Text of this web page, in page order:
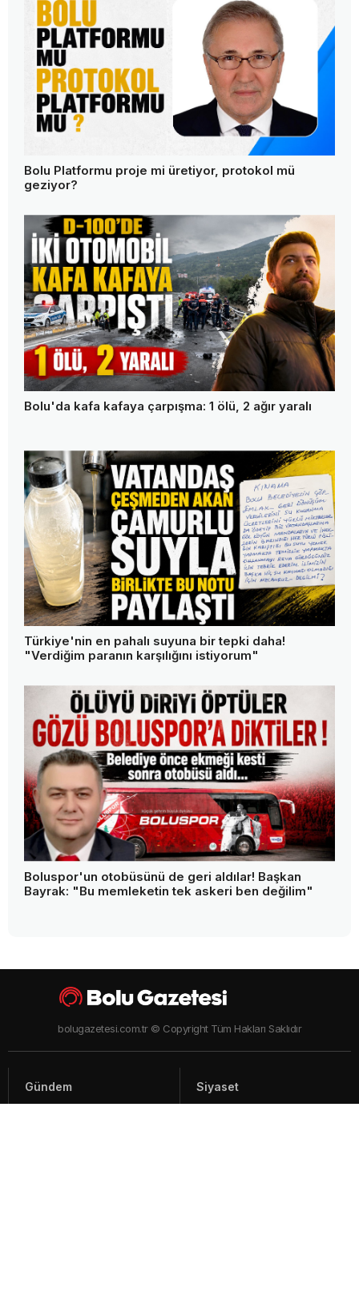
Bolu Platformu proje mi üretiyor, protokol mü
geziyor?
Bolu'da kafa kafaya çarpışma: 1 ölü, 2 ağır yaralı
Türkiye'nin en pahalı suyuna bir tepki daha!
"Verdiğim paranın karşılığını istiyorum"
Boluspor'un otobüsünü de geri aldılar! Başkan
Bayrak: "Bu memleketin tek askeri ben değilim"
bolugazetesi.com.tr © Copyright Tüm Hakları Saklıdır
Gündem Siyaset